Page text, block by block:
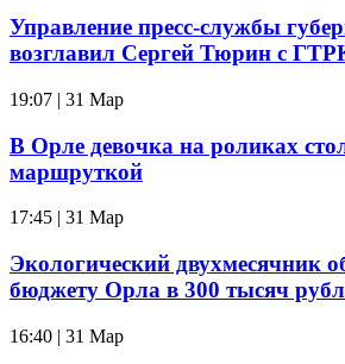
Управление пресс-службы
возглавил Сергей Тюрин с
19:07 | 31 Мар
В Орле девочка на роликах
маршруткой
17:45 | 31 Мар
Экологический двухмесячник
бюджету Орла в 300 тысяч
16:40 | 31 Мар